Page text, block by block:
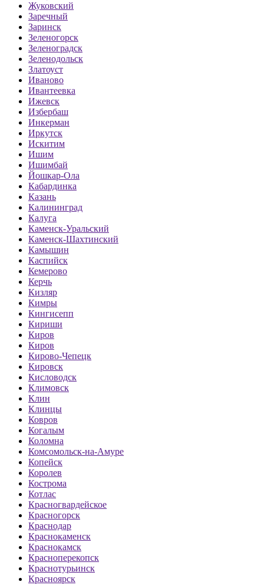
Жуковский
Заречный
Заринск
Зеленогорск
Зеленоградск
Зеленодольск
Златоуст
Иваново
Ивантеевка
Ижевск
Избербаш
Инкерман
Иркутск
Искитим
Ишим
Ишимбай
Йошкар-Ола
Кабардинка
Казань
Калининград
Калуга
Каменск-Уральский
Каменск-Шахтинский
Камышин
Каспийск
Кемерово
Керчь
Кизляр
Кимры
Кингисепп
Кириши
Киров
Киров
Кирово-Чепецк
Кировск
Кисловодск
Климовск
Клин
Клинцы
Ковров
Когалым
Коломна
Комсомольск-на-Амуре
Копейск
Королев
Кострома
Котлас
Красногвардейское
Красногорск
Краснодар
Краснокаменск
Краснокамск
Красноперекопск
Краснотурьинск
Красноярск